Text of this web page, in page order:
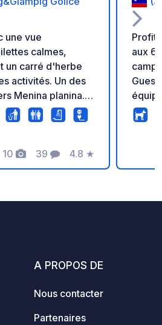
une vue
calmes,
un carré d'herbe
activités. Un des
Menina planina.
les vacances
Kamniška
la randonnée et
propose
10
Photos
39
Commentaires
4.8
Note
★
aux 6
avec
des
deux,
A PROPOS DE
Nous contacter
Partenaires